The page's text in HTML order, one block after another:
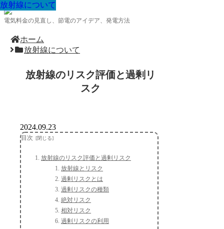
電気料金の見直し、節電のアイデア、発電方法
ホーム
放射線について
放射線のリスク評価と過剰リ
スク
放射線について
2024.09.23
目次
放射線のリスク評価と過剰リスク
放射線とリスク
過剰リスクとは
過剰リスクの種類
絶対リスク
相対リスク
過剰リスクの利用
放射線について
放射線について
放射線について
放射線について
放射線について
放射線について
放射線について
放射線について